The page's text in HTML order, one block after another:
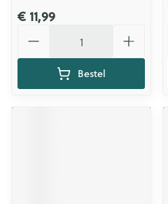
€ 11,99
Bestel